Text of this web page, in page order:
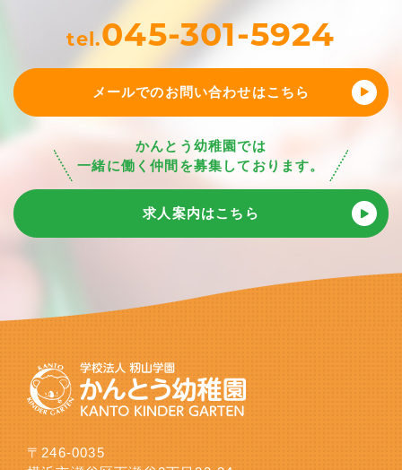
tel.045-301-5924
メールでのお問い合わせはこちら
かんとう幼稚園では
一緒に働く仲間を募集しております。
求人案内はこちら
〒246-0035